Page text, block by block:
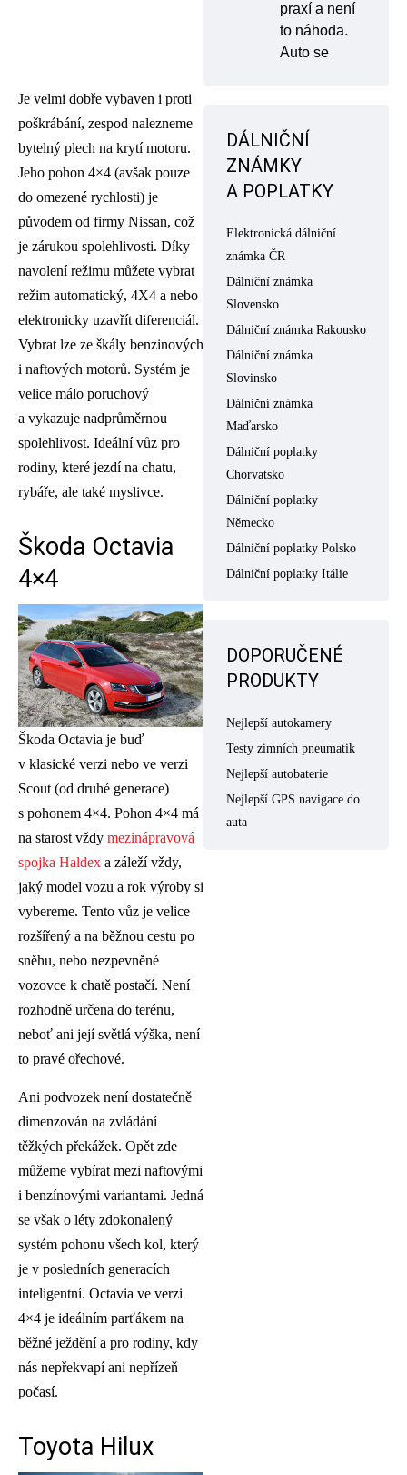
Je velmi dobře vybaven i proti
poškrábání, zespod nalezneme
bytelný plech na krytí motoru.
Jeho pohon 4×4 (avšak pouze
do omezené rychlosti) je
původem od firmy Nissan, což
je zárukou spolehlivosti. Díky
navolení režimu můžete vybrat
režim automatický, 4X4 a nebo
elektronicky uzavřít diferenciál.
Vybrat lze ze škály benzinových
i naftových motorů. Systém je
velice málo poruchový
a vykazuje nadprůměrnou
spolehlivost. Ideální vůz pro
rodiny, které jezdí na chatu,
rybáře, ale také myslivce.
Škoda Octavia
4×4
Škoda Octavia je buď
v klasické verzi nebo ve verzi
Scout (od druhé generace)
s pohonem 4×4. Pohon 4×4 má
na starost vždy mezinápravová
spojka Haldex a záleží vždy,
jaký model vozu a rok výroby si
vybereme. Tento vůz je velice
rozšířený a na běžnou cestu po
sněhu, nebo nezpevněné
vozovce k chatě postačí. Není
rozhodně určena do terénu,
neboť ani její světlá výška, není
to pravé ořechové.
Ani podvozek není dostatečně
dimenzován na zvládání
těžkých překážek. Opět zde
můžeme vybírat mezi naftovými
i benzínovými variantami. Jedná
se však o léty zdokonalený
systém pohonu všech kol, který
je v posledních generacích
inteligentní. Octavia ve verzi
4×4 je ideálním parťákem na
běžné ježdění a pro rodiny, kdy
nás nepřekvapí ani nepřízeň
počasí.
Toyota Hilux
praxí a není
to náhoda.
Auto se
DÁLNIČNÍ
ZNÁMKY
A POPLATKY
Elektronická dálniční
známka ČR
Dálniční známka
Slovensko
Dálniční známka Rakousko
Dálniční známka
Slovinsko
Dálniční známka
Maďarsko
Dálniční poplatky
Chorvatsko
Dálniční poplatky
Německo
Dálniční poplatky Polsko
Dálniční poplatky Itálie
DOPORUČENÉ
PRODUKTY
Nejlepší autokamery
Testy zimních pneumatik
Nejlepší autobaterie
Nejlepší GPS navigace do
auta